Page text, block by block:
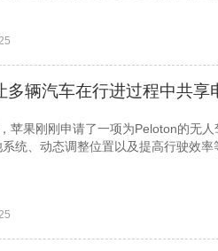
辆汽车在行进过程中共享
苹果刚刚申请了一项为Peloton的无
统、动态调整位置以及提高行驶效率